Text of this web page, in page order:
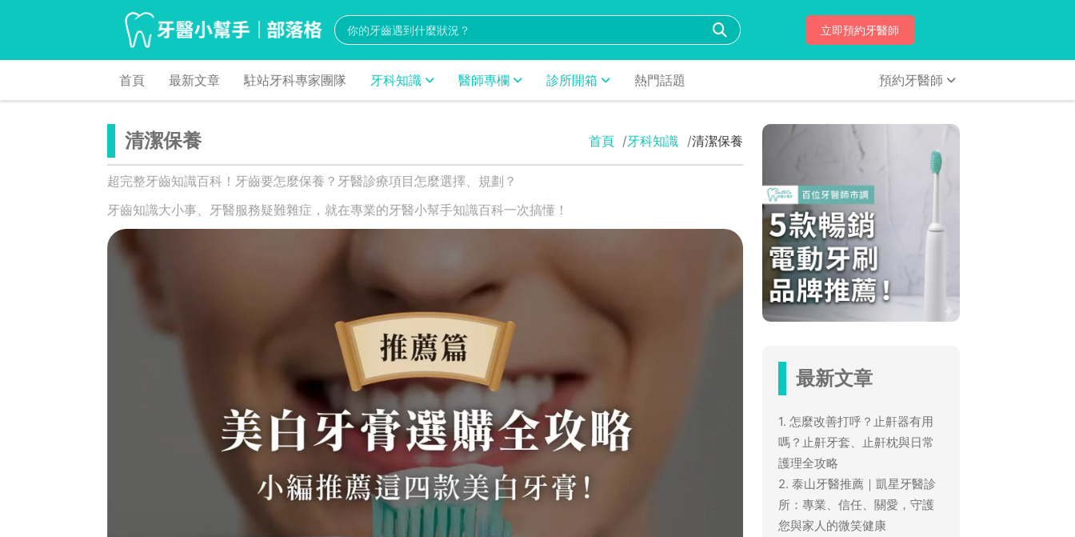
立即預約牙醫師
首頁 最新文章 駐站牙科專家團隊 牙科知識 醫師專欄 診所開箱 熱門話題 預約牙醫師
清潔保養 首頁 牙科知識 清潔保養
超完整牙齒知識百科！牙齒要怎麼保養？牙醫診療項目怎麼選擇、規劃？
牙齒知識大小事、牙醫服務疑難雜症，就在專業的牙醫小幫手知識百科一次搞懂！
最新文章
1. 怎麼改善打呼？止鼾器有用
嗎？止鼾牙套、止鼾枕與日常
護理全攻略
2. 泰山牙醫推薦｜凱星牙醫診
所：專業、信任、關愛，守護
您與家人的微笑健康